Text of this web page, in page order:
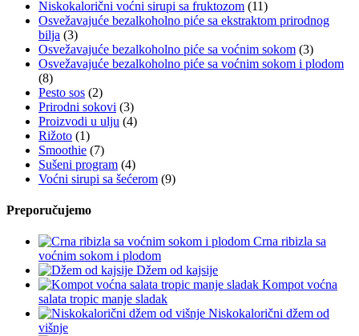
Niskokalorični voćni sirupi sa fruktozom (11)
Osvežavajuće bezalkoholno piće sa ekstraktom prirodnog
bilja (3)
Osvežavajuće bezalkoholno piće sa voćnim sokom (3)
Osvežavajuće bezalkoholno piće sa voćnim sokom i plodom
(8)
Pesto sos (2)
Prirodni sokovi (3)
Proizvodi u ulju (4)
Rižoto (1)
Smoothie (7)
Sušeni program (4)
Voćni sirupi sa šećerom (9)
Preporučujemo
Crna ribizla sa
voćnim sokom i plodom
Džem od kajsije
Kompot voćna
salata tropic manje sladak
Niskokalorični džem od
višnje